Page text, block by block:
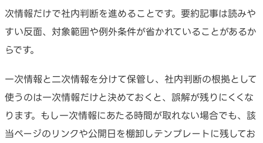
次情報だけで社内判断を進めることです。要約記事は読みや
すい反面、対象範囲や例外条件が省かれていることがあるか
らです。
一次情報と二次情報を分けて保管し、社内判断の根拠として
使うのは一次情報だけと決めておくと、誤解が残りにくくな
ります。もし一次情報にあたる時間が取れない場合でも、該
当ページのリンクや公開日を棚卸しテンプレートに残してお